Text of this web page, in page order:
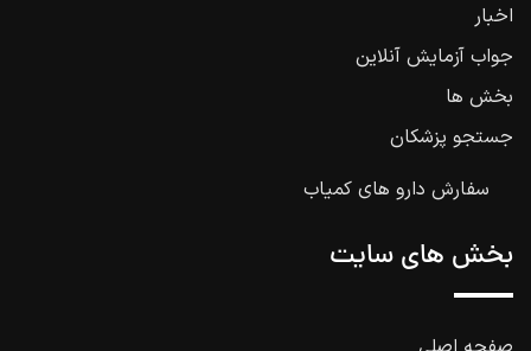
اخبار
جواب آزمایش آنلاین
بخش ها
جستجو پزشکان
سفارش دارو های کمیاب
بخش های سایت